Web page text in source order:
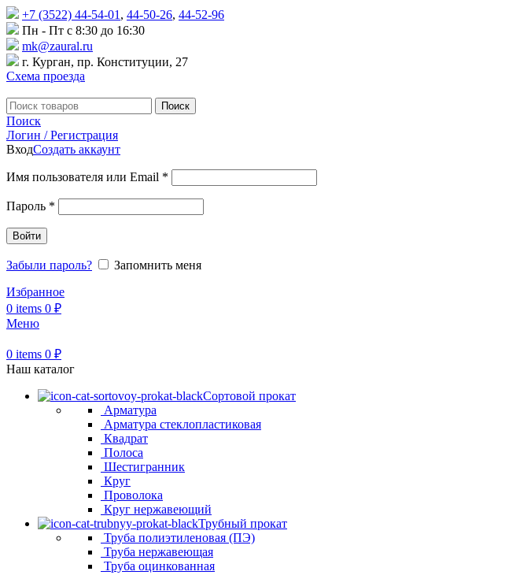
+7 (3522) 44-54-01 , 44-50-26, 44-52-96
Пн - Пт с 8:30 до 16:30
mk@zaural.ru
г. Курган, пр. Конституции, 27
Схема проезда
Поиск
Поиск
Логин / Регистрация
ВходСоздать аккаунт
Имя пользователя или Email *
Пароль *
Войти
Забыли пароль?
Запомнить меня
Избранное
0 items 0 ₽
Меню
0 items 0 ₽
Наш каталог
Сортовой прокат
Арматура
Арматура стеклопластиковая
Квадрат
Полоса
Шестигранник
Круг
Проволока
Круг нержавеющий
Трубный прокат
Труба полиэтиленовая (ПЭ)
Труба нержавеющая
Труба оцинкованная